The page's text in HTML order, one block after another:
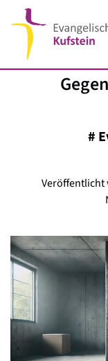
#
Veröffentlicht